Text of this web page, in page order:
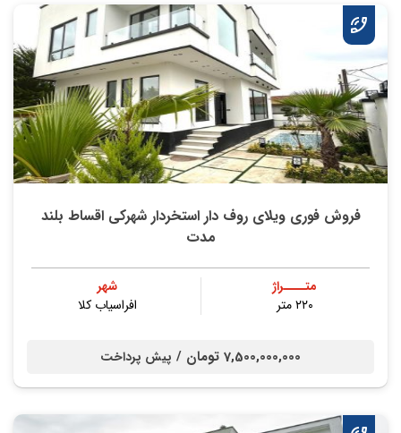
فروش فوری ویلای روف دار استخردار شهرکی اقساط بلند
مدت
متــــراژ
۲۲۰ متر
شهر
افراسیاب کلا
7,500,000,000 تومان / پیش پرداخت